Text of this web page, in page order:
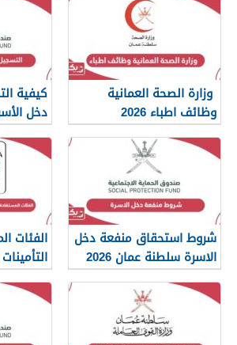
وزارة الصحة العمانية
وظائف اطباء 2026
كيفية
دخل الأسرة
شروط استحقاق منفعة دخل
الاسرة سلطنة عمان 2026
الفئات
سلطنة